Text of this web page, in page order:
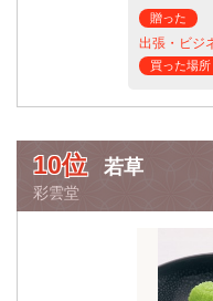
贈った
出張・ビジ
買った場所
10位 若草
彩雲堂